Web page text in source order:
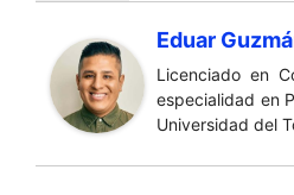
Eduar
Licenciado en
especialidad en
Universidad del